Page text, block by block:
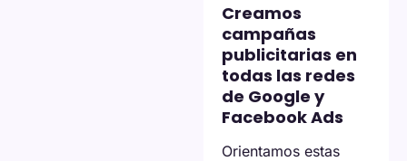
Creamos
campañas
publicitarias en
todas las redes
de Google y
Facebook Ads
Orientamos estas